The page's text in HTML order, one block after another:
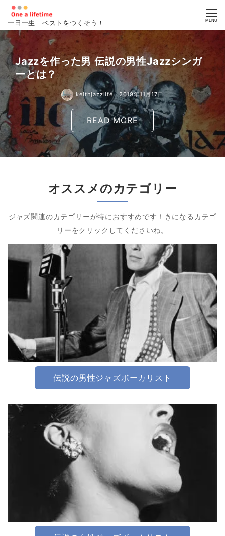
一日一生 ベストをつくそう！ MENU
keithjazzlife 2019年11月2日
オススメのカテゴリー
ジャズ関連のカテゴリーが特におすすめです！きになるカテゴ
リーをクリックしてくださいね。
伝説の男性ジャズボーカリスト